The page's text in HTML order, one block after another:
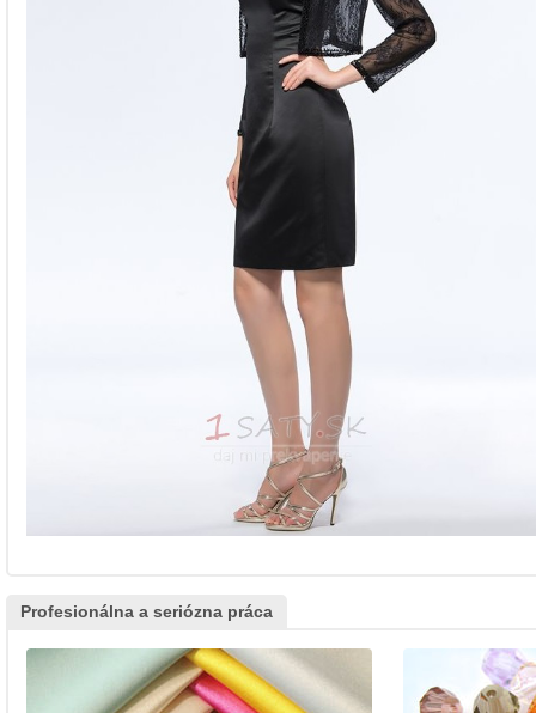
Profesionálna a seriózna práca